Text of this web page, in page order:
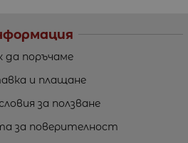
да поръчаме
и плащане
за ползване
за поверителност